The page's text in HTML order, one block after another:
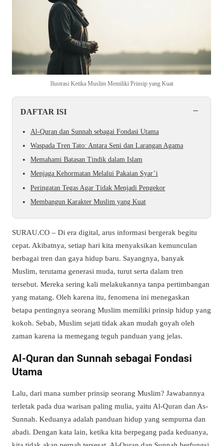
Ilustrasi Ketika Muslim Memiliki Prinsip yang Kuat
DAFTAR ISI −
Al-Quran dan Sunnah sebagai Fondasi Utama
Waspada Tren Tato: Antara Seni dan Larangan Agama
Memahami Batasan Tindik dalam Islam
Menjaga Kehormatan Melalui Pakaian Syar’i
Peringatan Tegas Agar Tidak Menjadi Pengekor
Membangun Karakter Muslim yang Kuat
SURAU.CO – Di era digital, arus informasi bergerak begitu
cepat. Akibatnya, setiap hari kita menyaksikan kemunculan
berbagai tren dan gaya hidup baru. Sayangnya, banyak
Muslim, terutama generasi muda, turut serta dalam tren
tersebut. Mereka sering kali melakukannya tanpa pertimbangan
yang matang. Oleh karena itu, fenomena ini menegaskan
betapa pentingnya seorang Muslim memiliki prinsip hidup yang
kokoh. Sebab, Muslim sejati tidak akan mudah goyah oleh
zaman karena ia memegang teguh panduan yang jelas.
Al-Quran dan Sunnah sebagai Fondasi
Utama
Lalu, dari mana sumber prinsip seorang Muslim? Jawabannya
terletak pada dua warisan paling mulia, yaitu Al-Quran dan As-
Sunnah. Keduanya adalah panduan hidup yang sempurna dan
abadi. Dengan kata lain, ketika kita berpegang pada keduanya,